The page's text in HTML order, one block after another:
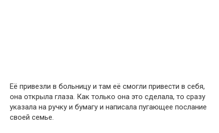
Её привезли в больницу и там её смогли привести в себя,
она открыла глаза. Как только она это сделала, то сразу
указала на ручку и бумагу и написала пугающее послание
своей семье.